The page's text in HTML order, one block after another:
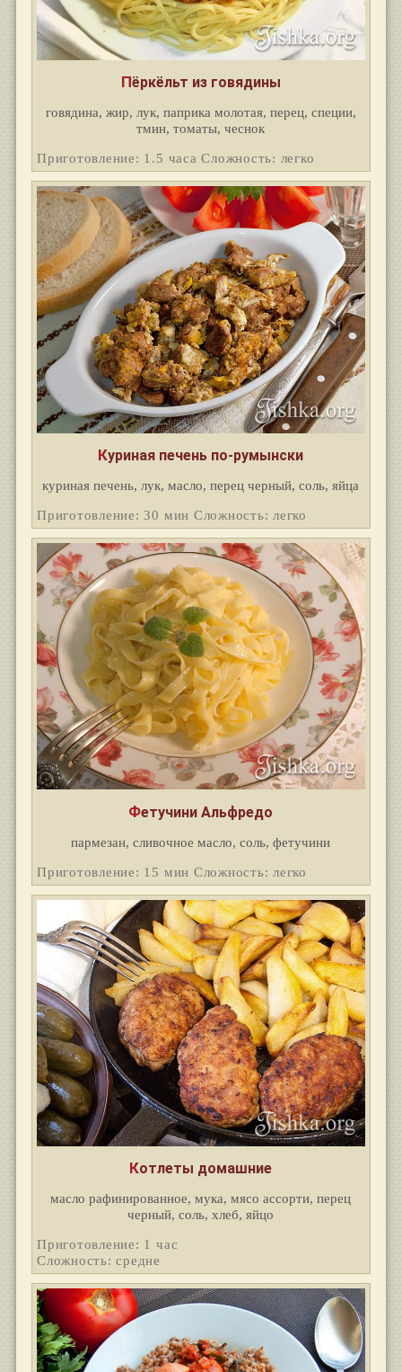
Пёркёльт из говядины
говядина, жир, лук, паприка молотая, перец, специи,
тмин, томаты, чеснок
Приготовление: 1.5 часа Сложность: легко
Куриная печень по-румынски
куриная печень, лук, масло, перец черный, соль, яйца
Приготовление: 30 мин Сложность: легко
Фетучини Альфредо
пармезан, сливочное масло, соль, фетучини
Приготовление: 15 мин Сложность: легко
Котлеты домашние
масло рафинированное, мука, мясо ассорти, перец
черный, соль, хлеб, яйцо
Приготовление: 1 час
Сложность: средне